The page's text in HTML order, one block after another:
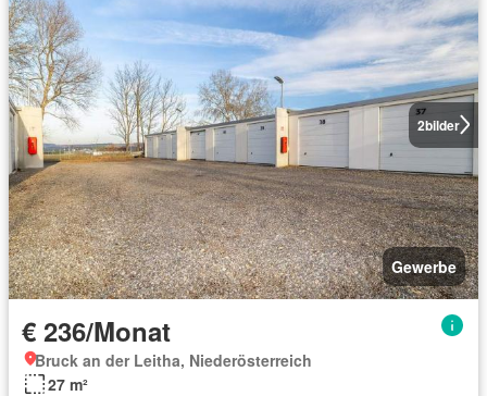
2bilder
Gewerbe
€ 236/Monat
Bruck an der Leitha, Niederösterreich
27 m²